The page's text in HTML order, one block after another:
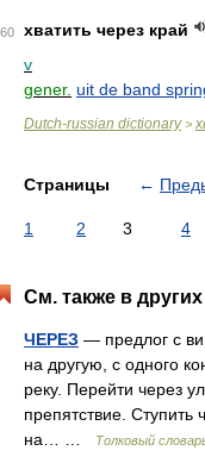
60
хватить через край
v
gener. uit de band
Dutch-russian dictionary>
Страницы ←
1 2 3 4
См. также в
ЧЕРЕЗ — предлог с
на другую, с одного
реку. Перейти через
препятствие. Ступить
на… …
Толковый